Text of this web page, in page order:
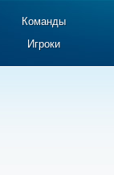
Команды
Игроки